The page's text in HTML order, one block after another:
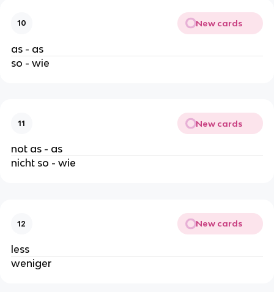
10 New cards
as - as
so - wie
11 New cards
not as - as
nicht so - wie
12 New cards
less
weniger